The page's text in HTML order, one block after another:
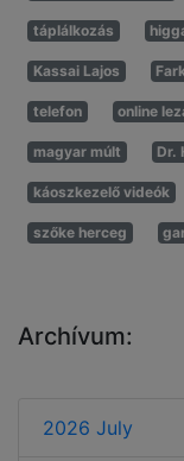
táplálkozás
Kassai Lajos
telefon online
magyar múlt Dr.
káoszkezelő videók
szőke herceg
Archívum:
2026 July